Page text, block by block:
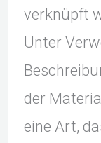
verknüpft
Unter
der
eine Art,